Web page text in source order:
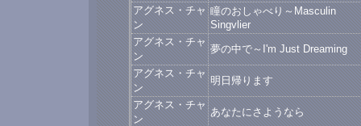
アグネス・チャ
ン
瞳のおしゃべり～Masculin
Singvlier
アグネス・チャ
ン
夢の中で～I'm Just Dreaming
アグネス・チャ
ン
明日帰ります
アグネス・チャ
ン
あなたにさようなら